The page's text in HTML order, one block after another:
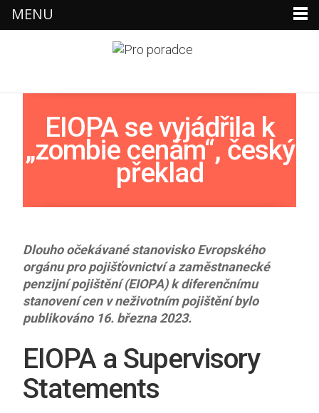
EIOPA se vyjádřila k
„zombie cenám“, český
překlad
Dlouho očekávané stanovisko Evropského
orgánu pro pojišťovnictví a zaměstnanecké
penzijní pojištění (EIOPA) k diferenčnímu
stanovení cen v neživotním pojištění bylo
publikováno 16. března 2023.
EIOPA a Supervisory
Statements
Nezbytné
MENU